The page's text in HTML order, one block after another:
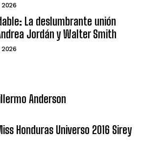
2026
La deslumbrante unión
Jordán y Walter Smith
2026
Anderson
Honduras Universo 2016 Sirey